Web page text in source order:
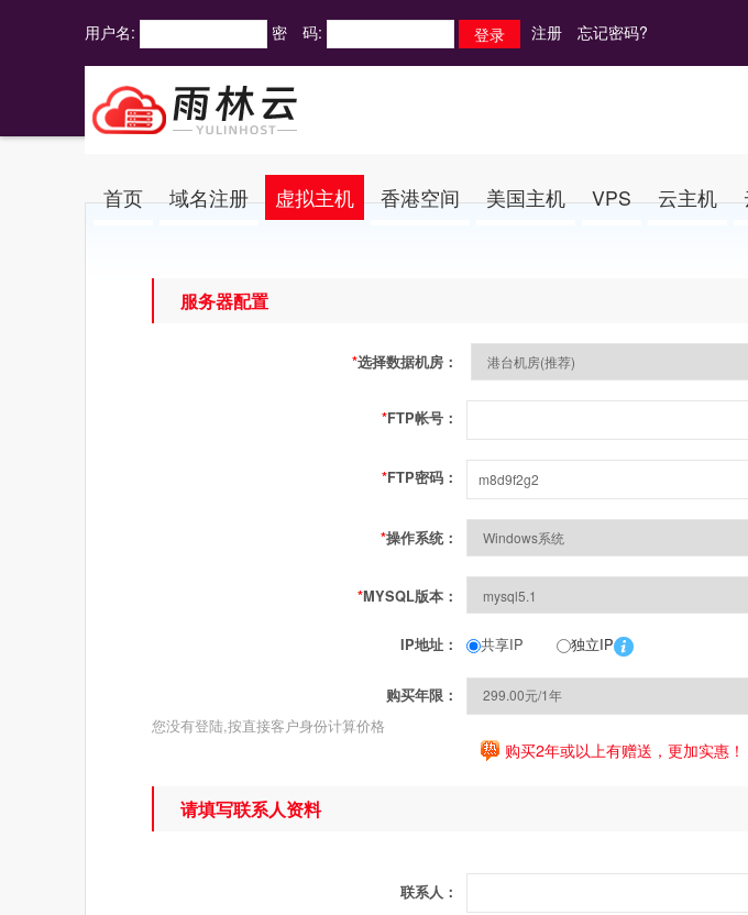
用户名: 密 码: 注册 忘记密码?
首页 域名注册 虚拟主机 香港空间 美国主机 VPS 云主机
服务器配置
*选择数据机房：
*FTP帐号：
*FTP密码：
*操作系统：
*MYSQL版本：
IP地址： 共享IP 独立IP
购买年限：
您没有登陆,按直接客户身份计算价格
购买2年或以上有赠送，更加实惠！
请填写联系人资料
联系人：